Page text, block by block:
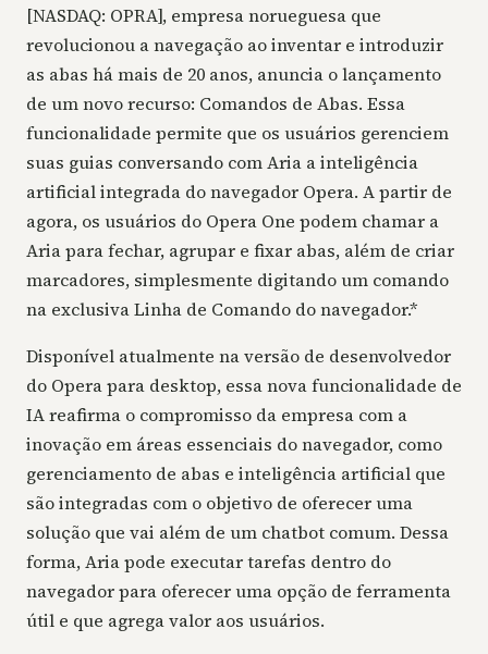
[NASDAQ: OPRA], empresa norueguesa que
revolucionou a navegação ao inventar e introduzir
as abas há mais de 20 anos, anuncia o lançamento
de um novo recurso: Comandos de Abas. Essa
funcionalidade permite que os usuários gerenciem
suas guias conversando com Aria a inteligência
artificial integrada do navegador Opera. A partir de
agora, os usuários do Opera One podem chamar a
Aria para fechar, agrupar e fixar abas, além de criar
marcadores, simplesmente digitando um comando
na exclusiva Linha de Comando do navegador.*
Disponível atualmente na versão de desenvolvedor
do Opera para desktop, essa nova funcionalidade de
IA reafirma o compromisso da empresa com a
inovação em áreas essenciais do navegador, como
gerenciamento de abas e inteligência artificial que
são integradas com o objetivo de oferecer uma
solução que vai além de um chatbot comum. Dessa
forma, Aria pode executar tarefas dentro do
navegador para oferecer uma opção de ferramenta
útil e que agrega valor aos usuários.